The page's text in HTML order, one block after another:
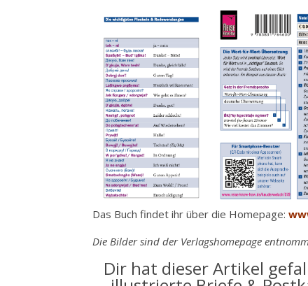
Das Buch findet ihr über die Homepage:
Die Bilder sind der Verlagshomepage
Dir hat dieser Artikel